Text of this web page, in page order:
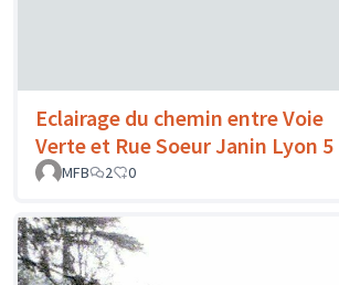
Eclairage du chemin entre Voie
Verte et Rue Soeur Janin Lyon 5
MFB
2 0